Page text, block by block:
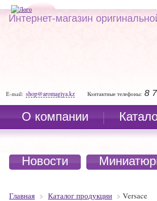
Интернет-магазин
E-mail: shop@aromagiya.kz Контактные телефоны: 8
О компании
Новости
Главная Каталог продукции Versace